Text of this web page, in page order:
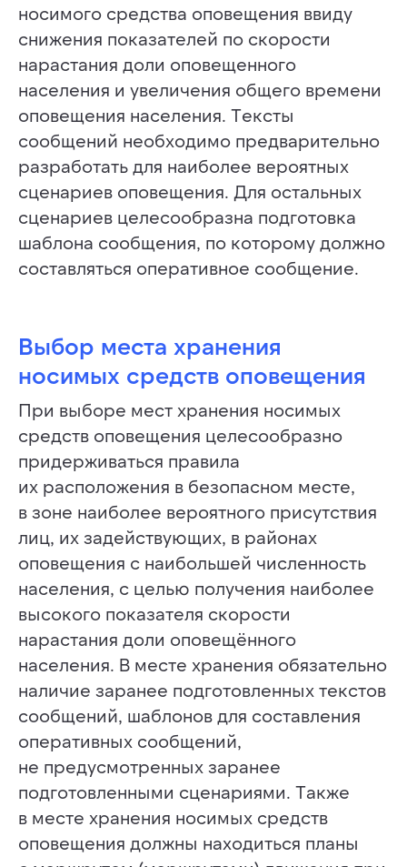
носимого средства оповещения ввиду
снижения показателей по скорости
нарастания доли оповещенного
населения и увеличения общего времени
оповещения населения. Тексты
сообщений необходимо предварительно
разработать для наиболее вероятных
сценариев оповещения. Для остальных
сценариев целесообразна подготовка
шаблона сообщения, по которому должно
составляться оперативное сообщение.
Выбор места хранения
носимых средств оповещения
При выборе мест хранения носимых
средств оповещения целесообразно
придерживаться правила
их расположения в безопасном месте,
в зоне наиболее вероятного присутствия
лиц, их задействующих, в районах
оповещения с наибольшей численность
населения, с целью получения наиболее
высокого показателя скорости
нарастания доли оповещённого
населения. В месте хранения обязательно
наличие заранее подготовленных текстов
сообщений, шаблонов для составления
оперативных сообщений,
не предусмотренных заранее
подготовленными сценариями. Также
в месте хранения носимых средств
оповещения должны находиться планы
Ваш вопрос или предложение (в запросе укажите
способ, как с Вами связаться для ответа)
ОТПРАВИТЬ
Нажимая на кнопку «отправить» я даю свое
согласие на обработку персональных данных
в соответствии с
ХОТИТЕ СТАТЬ АВТОРОМ
ИЛИ У ВАС ЕСТЬ ВОПРОС
ИЛИ ПРЕДЛОЖЕНИЕ
— ЗАПОЛНИТЕ ФОРМУ:
Статьи
Заметки
Авторы
РАЗДЕЛЫ
ИНФОСТРАТА
Самая полная база знаний
населения в России